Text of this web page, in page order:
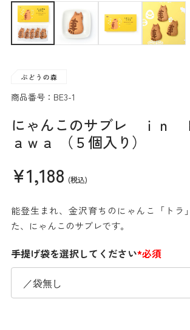
商品番号：BE3-1
にゃんこのサブレ ｉｎ
ａｗａ （５個入り）
¥1,188 (税込)
能登生まれ、金沢育ちのにゃんこ「トラ
た、にゃんこのサブレです。
手提げ袋を選択してください*必須